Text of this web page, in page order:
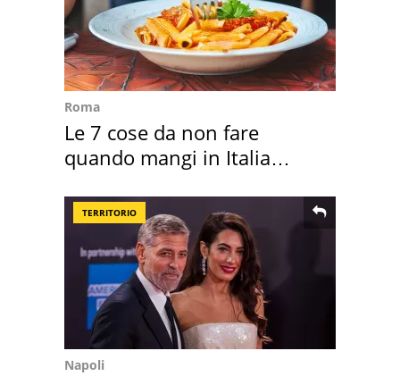
Roma
Le 7 cose da non fare
quando mangi in Italia
TERRITORIO
Napoli